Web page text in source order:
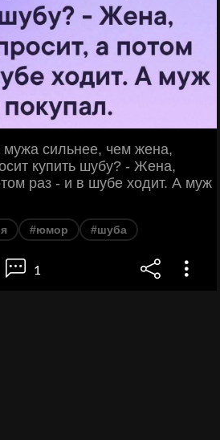
сильнее, чем жена,
купить шубу? - Жена,
раз - и в шубе ходит. А муж
#юмор #шуба
1